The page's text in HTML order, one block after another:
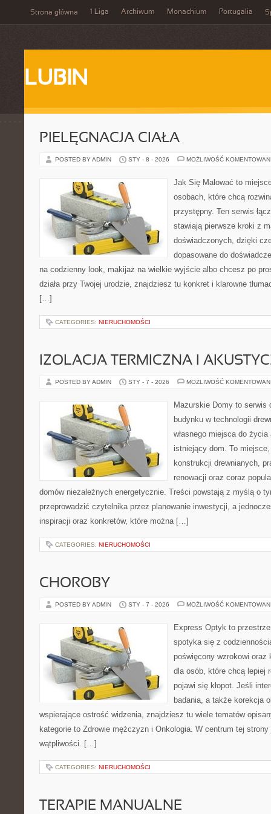
Strona główna 1 Liga Archiwum Monachium Portugalia
LUBIN
PIELĘGNACJA CIAŁA
POSTED BY ADMIN STY - 8 - 2026 MOŻLIWOŚĆ
Jak Się Malować to
osobach, które chcą
przystępny. Ten serwis
stawiają pierwsze kroki z
doświadczonych, dzięki
dopasowane do
na codzienny look, makijaż na wielkie wyjście albo chcesz po
działa przy Twojej urodzie, znajdziesz tu konkret i klarowne
[…]
CATEGORIES: NIERUCHOMOŚCI
IZOLACJA TERMICZNA I
POSTED BY ADMIN STY - 7 - 2026 MOŻLIWOŚĆ
Mazurskie Domy to serwis
budynku w technologii
własnego miejsca do
istniejący dom. To
konstrukcji drewnianych,
renowacji oraz coraz
domów niezależnych energetycznie. Treści powstają z myślą o
przeprowadzić czytelnika przez planowanie inwestycji, a
inspiracji oraz konkretów, które można […]
CATEGORIES: NIERUCHOMOŚCI
CHOROBY
POSTED BY ADMIN STY - 7 - 2026 MOŻLIWOŚĆ
Express Optyk to
spotyka się z
poświęcony wzrokowi oraz
dla osób, które chcą lepiej
pojawi się kłopot. Jeśli
badania, a także korekcja
wspierające ostrość widzenia, znajdziesz tu wiele tematów
kategorie to Zdrowie mężczyzn i Onkologia. W centrum tej
wątpliwości. […]
CATEGORIES: NIERUCHOMOŚCI
TERAPIE MANUALNE